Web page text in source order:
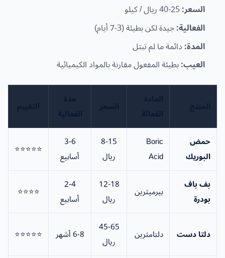
السعر:
الفعالية:جيدة لكن بطيئة (3-7 أيام)
المدة:دائمة ما لم تبتل
العيب:بطيئة المفعول مقارنة بالمواد الكيميائية
حمض
البوريك
Boric
Acid
8-15
ريال
3-6
أسابيع
⭐⭐⭐⭐⭐
بف باف
بودرة
بيرميثرين
12-18
ريال
2-4
أسابيع
⭐⭐⭐⭐
دلتا دست دلتامثرين
45-65
ريال
6-8 أشهر ⭐⭐⭐⭐⭐